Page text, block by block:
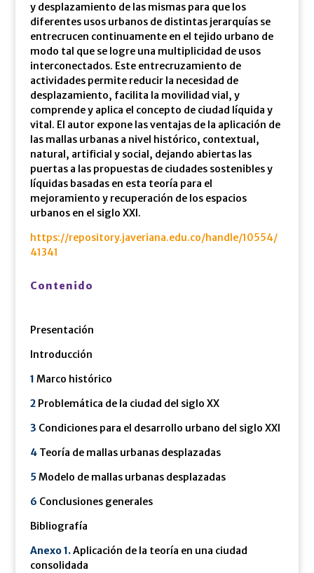
y desplazamiento de las mismas para que los
diferentes usos urbanos de distintas jerarquías se
entrecrucen continuamente en el tejido urbano de
modo tal que se logre una multiplicidad de usos
interconectados. Este entrecruzamiento de
actividades permite reducir la necesidad de
desplazamiento, facilita la movilidad vial, y
comprende y aplica el concepto de ciudad líquida y
vital. El autor expone las ventajas de la aplicación de
las mallas urbanas a nivel histórico, contextual,
natural, artificial y social, dejando abiertas las
puertas a las propuestas de ciudades sostenibles y
líquidas basadas en esta teoría para el
mejoramiento y recuperación de los espacios
urbanos en el siglo XXI.
https://repository.javeriana.edu.co/handle/10554/
41341
Contenido
Presentación
Introducción
1 Marco histórico
2Problemática de la ciudad del siglo XX
3 Condiciones para el desarrollo urbano del siglo XXI
4Teoría de mallas urbanas desplazadas
5Modelo de mallas urbanas desplazadas
6 Conclusiones generales
Bibliografía
Anexo 1.Aplicación de la teoría en una ciudad
consolidada